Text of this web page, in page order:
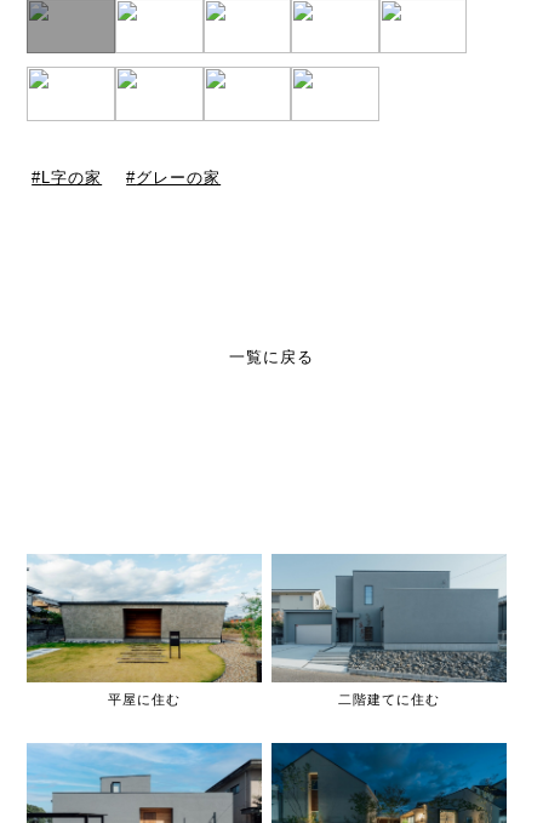
L字の家 グレーの家
一覧に戻る
平屋に住む 二階建てに住む